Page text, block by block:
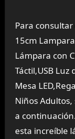
Para consultar
15cm
Lámpara con
Táctil,USB
Mesa
Niños
a
esta increíble